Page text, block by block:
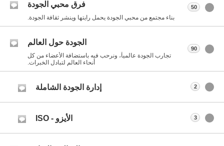
فرق محبي الجودة
بناء مجتمع من محبي الجودة يحمل رايتها وينشر ثقافة الجودة.
50
الجودة حول العالم
تجارب الجودة عالمياً، ونرحب فيه باستضافة الأعضاء من كل
أنحاء العالم لتبادل الخبرات.
90
إدارة الجودة الشاملة 2
الأيزو - ISO 3